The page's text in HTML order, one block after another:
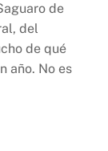
de
del
de qué
año. No es